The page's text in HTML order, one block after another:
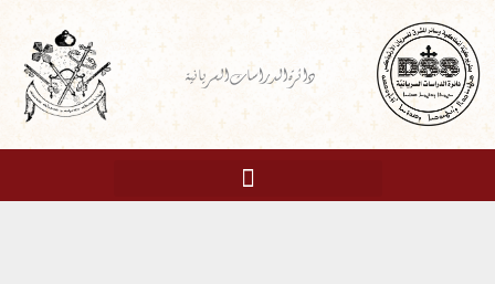
تخطي
إلى
المحتوى
دائرة الدراسات السريانية